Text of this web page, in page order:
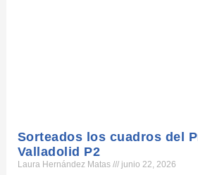
Sorteados los cuadros del
Valladolid P2
Laura Hernández Matas junio 22, 2026